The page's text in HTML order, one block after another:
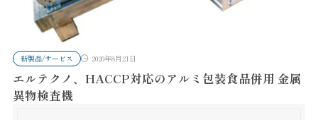
新製品/サービス 2020年8月21日
エルテクノ、HACCP対応のアルミ包装食品併用 金属
異物検査機